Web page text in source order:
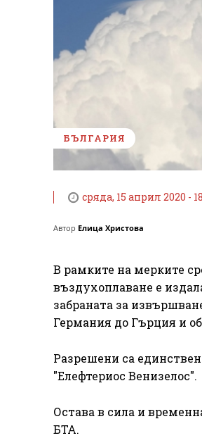
БЪЛГАРИЯ
сряда, 15 април 2020 -
Автор Елица Христова
В рамките на мерките
въздухоплаване е
забраната за
Германия до Гърция и
Разрешени са
"Елефтериос Венизелос".
Остава в сила и
БТА.